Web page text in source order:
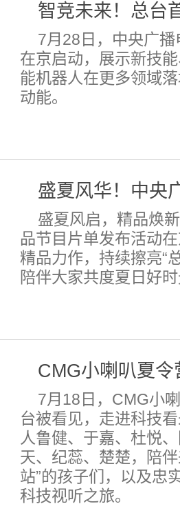
智竞未来！总台
7月28日，中央广
在京启动，展示新技
能机器人在更多领域
动能。
盛夏风启，精品焕
品节目片单发布活动
精品力作，持续擦亮“
陪伴大家共度夏日好
CMG小喇叭夏
7月18日，CMG小
台被看见，走进科技
人鲁健、于嘉、杜悦
天、纪蕊、楚楚，陪
站”的孩子们，以及忠
科技视听之旅。